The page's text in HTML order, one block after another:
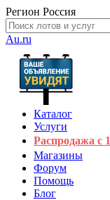
Регион Россия
Au.ru
Каталог
Услуги
Распродажа с 1
Магазины
Форум
Помощь
Блог